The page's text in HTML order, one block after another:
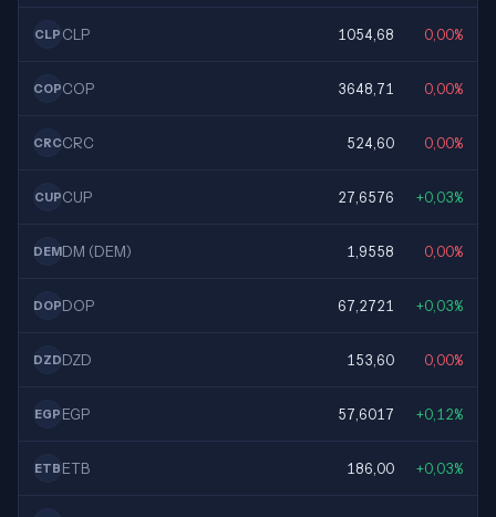
CLP CLP 1054,68 0,00%
COPCOP 3648,71 0,00%
CRCCRC 524,60 0,00%
CUPCUP 27,6576 +0,03%
DEMDM (DEM) 1,9558 0,00%
DOPDOP 67,2721 +0,03%
DZDDZD 153,60 0,00%
EGP EGP 57,6017 +0,12%
ETB ETB 186,00 +0,03%